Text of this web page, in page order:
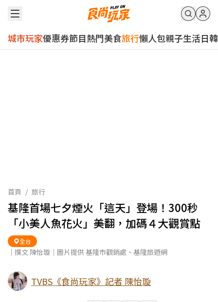
城市玩家優惠券節目熱門美食旅行懶人包親子生活日韓
首頁 / 旅行
基隆首場七夕煙火「這天」登場！300秒
「小美人魚花火」美翻，加碼４大觀賞點
全台
｜撰文 陳怡璇｜圖片提供 基隆市觀銷處、基隆旅遊網
TVBS《食尚玩家》記者 陳怡璇